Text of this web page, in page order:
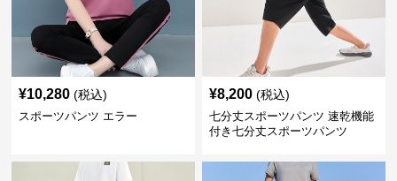
¥10,280 (税込)
スポーツパンツ エラー
¥8,200 (税込)
七分丈スポーツパンツ 速乾機能
付き七分丈スポーツパンツ